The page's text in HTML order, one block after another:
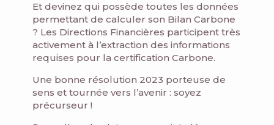
Et devinez qui possède toutes les données
permettant de calculer son Bilan Carbone
? Les Directions Financières participent très
activement à l’extraction des informations
requises pour la certification Carbone.
Une bonne résolution 2023 porteuse de
sens et tournée vers l’avenir : soyez
précurseur !